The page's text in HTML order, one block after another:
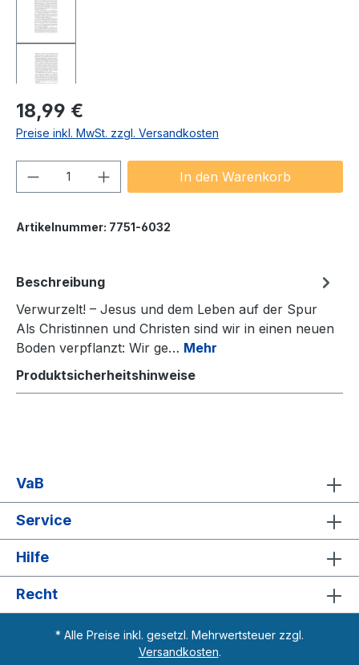
Regulärer Preis:
18,99 €
Preise inkl. MwSt. zzgl. Versandkosten
Produkt Anzahl: Gib denIn den Warenkorb
Artikelnummer: 7751-6032
Beschreibung
Verwurzelt! – Jesus und dem Leben auf der Spur
Als Christinnen und Christen sind wir in einen neuen
Boden verpflanzt: Wir ge… Mehr
Produktsicherheitshinweise
VaB
Service
Hilfe
Recht
* Alle Preise inkl. gesetzl. Mehrwertsteuer zzgl.
Versandkosten.